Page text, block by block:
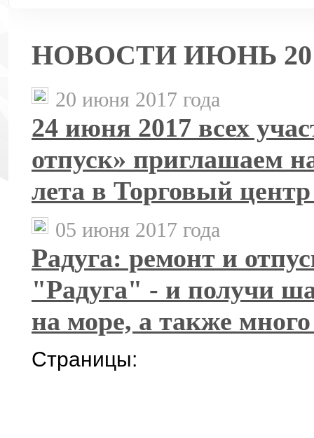
НОВОСТИ ИЮНЬ
20 июня 2017 года
24 июня 2017 всех
отпуск» приглашаем
лета в Торговый
05 июня 2017 года
Радуга: ремонт и
"Радуга" - и получи
на море, а также
Страницы: